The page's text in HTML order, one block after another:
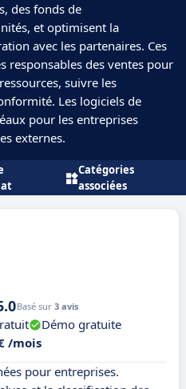
des fonds de
et optimisent la
avec les partenaires. Ces
responsables des ventes pour
suivre les
Les logiciels de
pour les entreprises
externes.
Catégories
associées
Basé sur 3 avis
Démo gratuite
/mois
pour entreprises.